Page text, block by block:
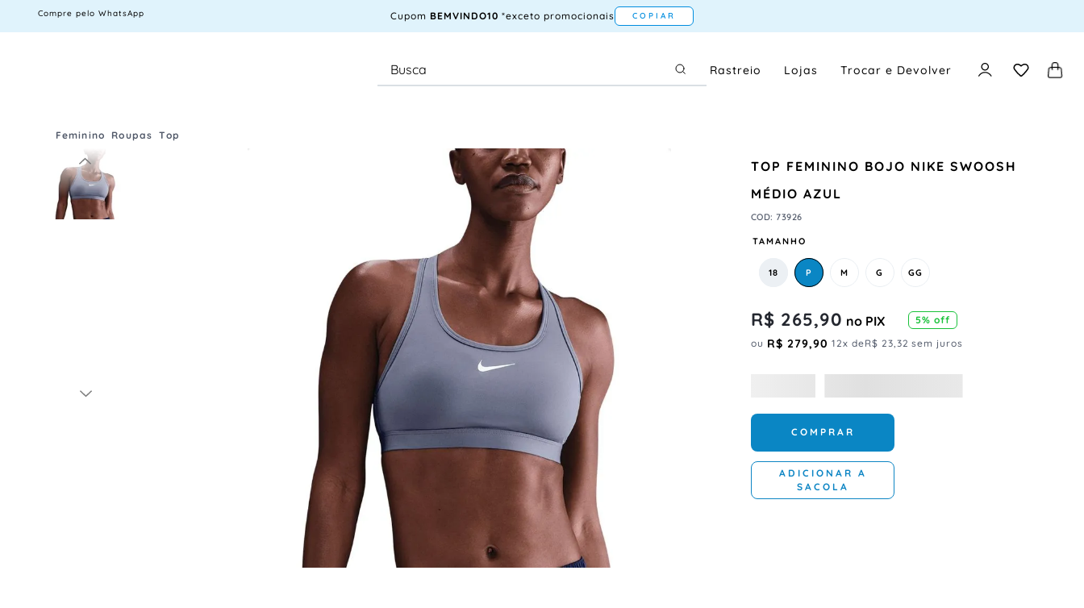
Compre pelo WhatsApp Cupom BEMVINDO10 *exceto promocionais COPIAR
Rastreio Lojas Trocar e Devolver
Feminino Roupas Top
TOP FEMININO BOJO NIKE SWOOSH
MÉDIO AZUL
COD:73926
TAMANHO
18 P M G GG
R$ 265,90 no PIX 5% off
ou R$ 279,90 12x deR$ 23,32 sem juros
COMPRAR
ADICIONAR A
SACOLA